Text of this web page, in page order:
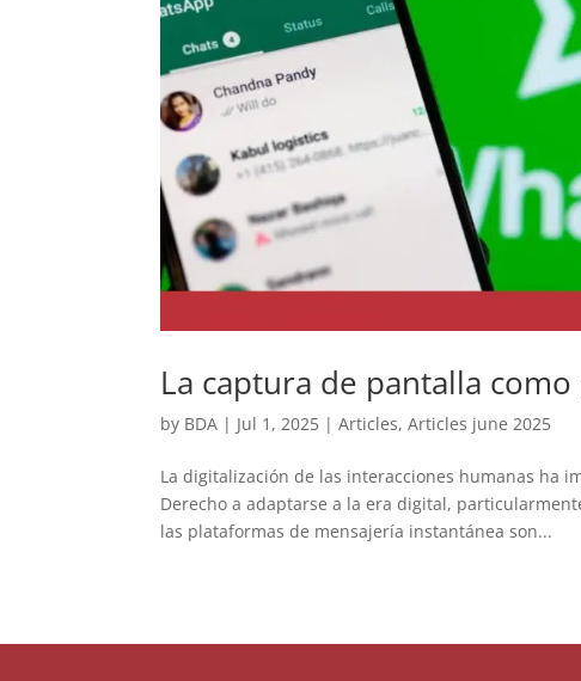
La captura de pantalla
by BDA | Jul 1, 2025 |Articles,Articles june 2025
La digitalización de las interacciones humanas ha
Derecho a adaptarse a la era digital,
las plataformas de mensajería instantánea son...